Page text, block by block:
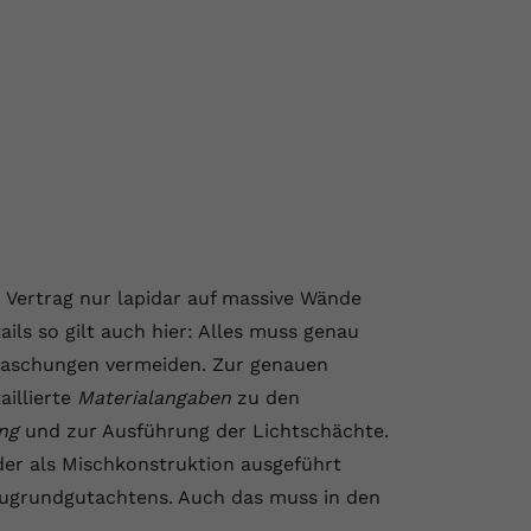
nur lapidar auf massive Wände
so gilt auch hier: Alles muss genau
vermeiden. Zur genauen
Materialangaben zu den
und zur Ausführung der Lichtschächte.
als Mischkonstruktion ausgeführt
Auch das muss in den